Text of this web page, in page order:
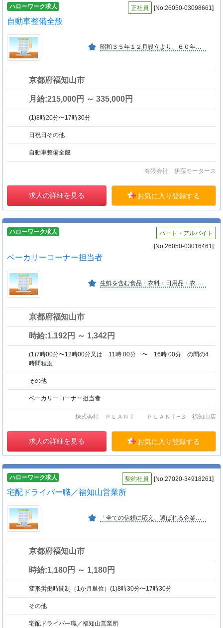
ハローワーク求人 正社員 [No:26050-03098661]
自動車整備全般
昭和３５年１２月設立より、６０年以上操業しています。
京都府福知山市
月給:215,000円 ～ 335,000円
(1)8時20分〜17時30分
日祝日その他
自動車整備全般
有限会社 伊藤モータース
求人の詳細を見る お気に入り登録する
ハローワーク求人
パート・アルバイト
[No:26050-03016461]
ベーカリーコーナー担当者
生鮮を含む食品・衣料・日用品・衣料品等日常生活必需品を約２０万アイテム取り揃えた「生活の拠り所」となる「スーパーセンター」開発の先駆的存在
京都府福知山市
時給:1,192円 ～ 1,342円
(1)7時00分〜12時00分又は 11時 00分 〜 16時 00分 の間の4
時間程度
その他
ベーカリーコーナー担当者
株式会社 ＰＬＡＮＴ ＰＬＡＮＴ−３ 福知山店
求人の詳細を見る お気に入り登録する
ハローワーク求人 契約社員 [No:27020-34918261]
宅配ドライバー職／福知山営業所
「全ての信頼に応え、選ばれる企業へ」を経営ビジョンに掲げ、お客様に信頼と満足をお届けすると共に社員が安心と誇り、そして責任を持ちながら働ける企業を目指しております。
京都府福知山市
時給:1,180円 ～ 1,180円
変形労働時間制（1か月単位）(1)8時30分〜17時30分
その他
宅配ドライバー職／福知山営業所